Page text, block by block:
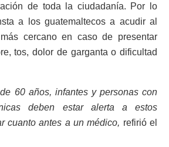
de toda la ciudadanía. Por lo
a los guatemaltecos a acudir al
cercano en caso de presentar
tos, dolor de garganta o dificultad
60 años, infantes y personas con
deben estar alerta a estos
cuanto antes a un médico, refirió el